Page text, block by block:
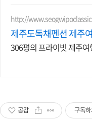
http://
제주도독채펜션 제주
306평의 프라이빗 제주여
공감 구독하